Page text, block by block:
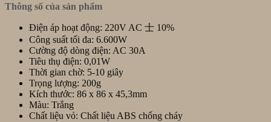
Thông số của sản phẩm
Điện áp hoạt động: 220V AC 士 10%
Công suất tối đa: 6.600W
Cường độ dòng điện: AC 30A
Tiêu thụ điện: 0,01W
Thời gian chờ: 5-10 giây
Trọng lượng: 200g
Kích thước: 86 x 86 x 45,3mm
Màu: Trắng
Chất liệu vỏ: Chất liệu ABS chống cháy